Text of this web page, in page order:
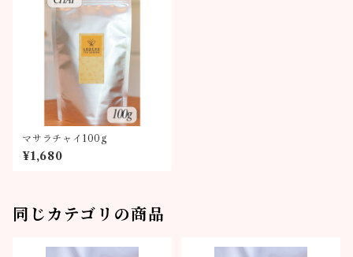
マサラチャイ100g
¥1,680
同じカテゴリの商品